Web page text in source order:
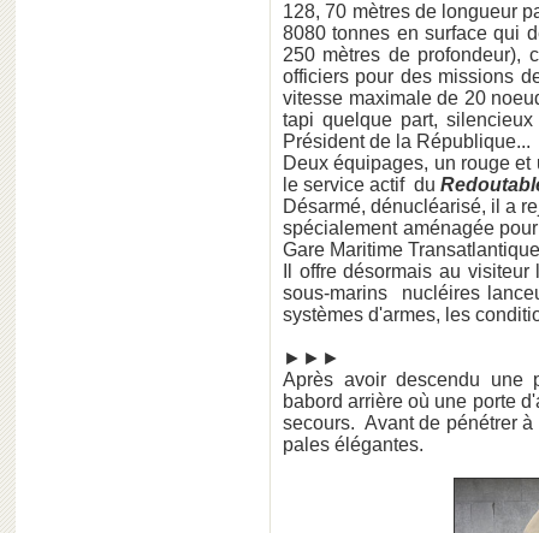
128, 70 mètres de longueur
8080 tonnes en surface qui
250 mètres de profondeur),
officiers pour des missions
vitesse maximale de 20
tapi quelque part,
Président de la République...
Deux équipages, un rouge
le service actif du
Désarmé, dénucléarisé, il a
spécialement aménagée
Gare Maritime
Il offre désormais au
sous-marins nucléires
systèmes d'armes, les
►►►
Après avoir descendu une
babord arrière où une porte
secours. Avant de pénétrer
pales élégantes.